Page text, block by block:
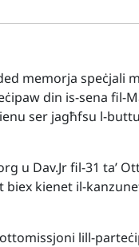
memorja speċjali
din is-sena fil-
ser jagħfsu l-
u Dav.Jr fil-31 ta’
biex kienet il-
lill-